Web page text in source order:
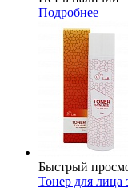
Подробнее
Быстрый
Тонер для